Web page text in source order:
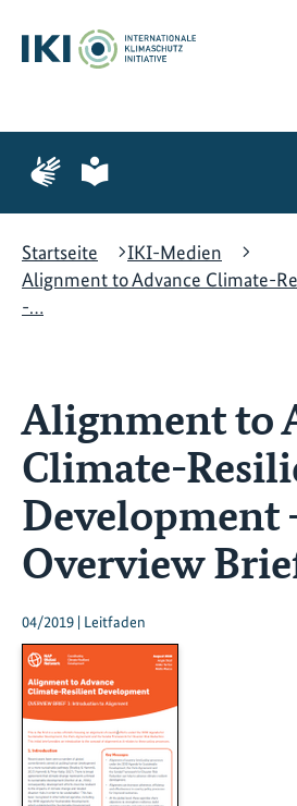
Hauptinhalt
springen
Suche
springen
Hauptnavigation
springen
Zur
Seite
Gebärdensprache
Zur
Seite
leichte
Startseite
IKI-Medien
Alignment to Advance Climate-
-…
Alignment to
Climate-
Development
Overview
04/2019 | Leitfaden